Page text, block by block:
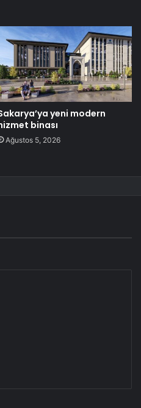
yeni modern
binası
Ağustos 5, 2026